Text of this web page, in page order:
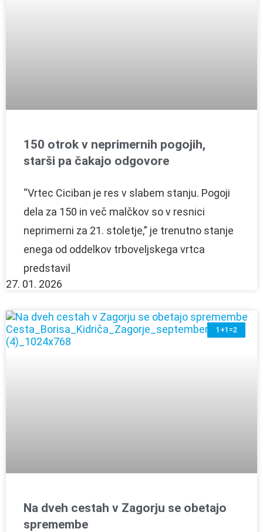
150 otrok v neprimernih pogojih,
starši pa čakajo odgovore
“Vrtec Ciciban je res v slabem stanju. Pogoji
dela za 150 in več malčkov so v resnici
neprimerni za 21. stoletje,” je trenutno stanje
enega od oddelkov trboveljskega vrtca
predstavil
27. 01. 2026
1+1=2
Na dveh cestah v Zagorju se obetajo
spremembe